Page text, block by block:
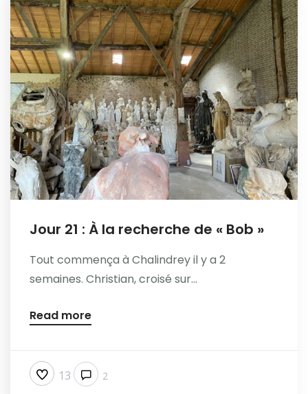
Jour 21 : À la recherche de « Bob »
Tout commença à Chalindrey il y a 2
semaines. Christian, croisé sur...
Read more
13 2